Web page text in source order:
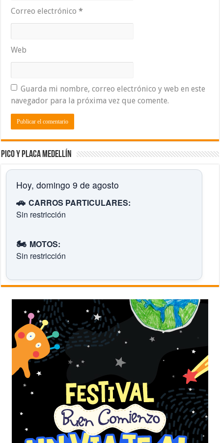
Correo electrónico*
Web
Guarda mi nombre, correo electrónico y web en este
navegador para la próxima vez que comente.
Pico y placa Medellín
Hoy, domingo 9 de agosto
🚗 CARROS PARTICULARES:
Sin restricción
🏍️ MOTOS:
Sin restricción